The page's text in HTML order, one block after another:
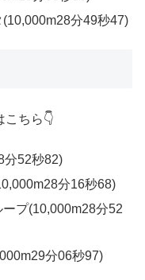
分49秒47)
ちら👇
52秒82)
分16秒68)
プ(10,000m28分52
分06秒97)